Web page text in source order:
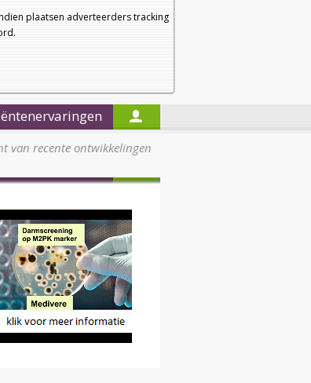
plaatsen adverteerders tracking
a
a
Nieuwsbrief
van recente ontwikkelingen